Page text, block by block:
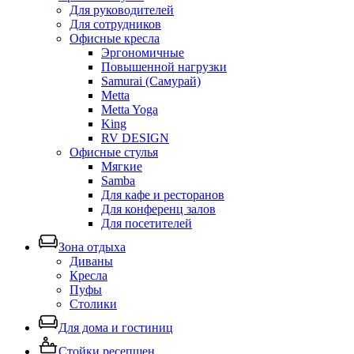
Для руководителей
Для сотрудников
Офисные кресла
Эргономичные
Повышенной нагрузки
Samurai (Самурай)
Metta
Metta Yoga
King
RV DESIGN
Офисные стулья
Мягкие
Samba
Для кафе и ресторанов
Для конференц залов
Для посетителей
Зона отдыха
Диваны
Кресла
Пуфы
Столики
Для дома и гостиниц
Стойки ресепшен